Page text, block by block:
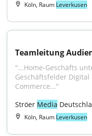
Köln, Raum Leverkusen
Teamleitung
"...Home-Geschäfts
Geschäftsfelder Digital
Commerce..."
Ströer Media
Köln, Raum Leverkusen